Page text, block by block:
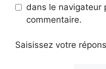
dans le navigateur
commentaire.
Saisissez votre